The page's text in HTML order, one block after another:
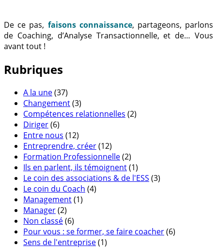
De ce pas, faisons connaissance, partageons, parlons
de Coaching, d’Analyse Transactionnelle, et de… Vous
avant tout !
Rubriques
A la une(37)
Changement(3)
Compétences relationnelles (2)
Diriger(6)
Entre nous (12)
Entreprendre, créer(12)
Formation Professionnelle(2)
Ils en parlent, ils témoignent(1)
Le coin des associations & de l'ESS (3)
Le coin du Coach (4)
Management(1)
Manager(2)
Non classé(6)
Pour vous : se former, se faire coacher(6)
Sens de l'entreprise(1)